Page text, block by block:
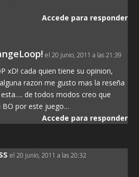
Accede para responder
el 20 junio, 2011 a las 21:39
xD! cada quien tiene su opinion,
razon me gusto mas la reseña
esta…. de todos modos creo que
BO por este juego…
Accede para responder
el 20 junio, 2011 a las 20:32